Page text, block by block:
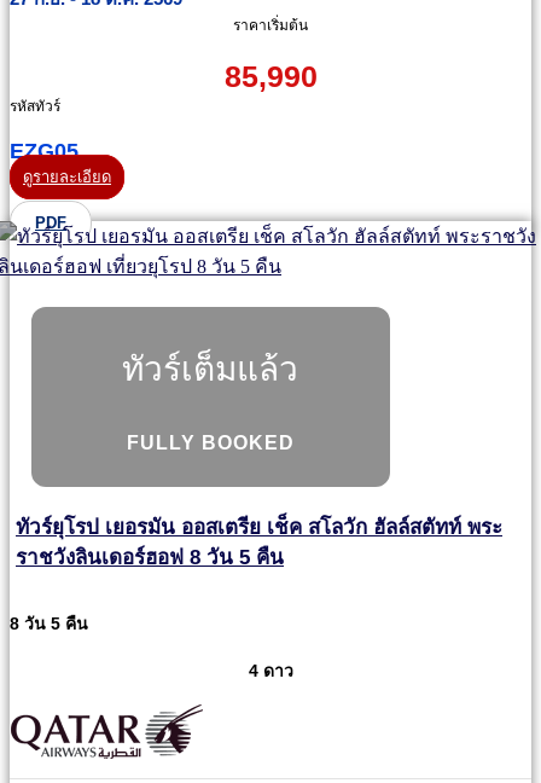
ราคาเริ่มต้น
85,990
รหัสทัวร์
EZG05
ดูรายละเอียด
PDF
ทัวร์เต็มแล้ว
FULLY BOOKED
ทัวร์ยุโรป เยอรมัน ออสเตรีย เช็ค สโลวัก ฮัลล์สตัทท์ พระ
ราชวังลินเดอร์ฮอฟ 8 วัน 5 คืน
8 วัน 5 คืน
4 ดาว